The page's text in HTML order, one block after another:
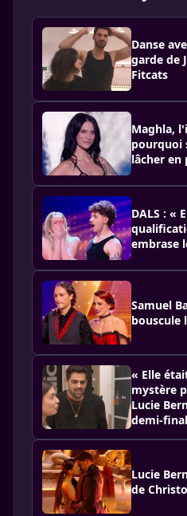
Danse
garde de
Fitcats
Maghla,
pourquoi
lâcher en
DALS : «
embrase
Samuel
bouscule
« Elle
mystère
Lucie
demi-
Lucie
de